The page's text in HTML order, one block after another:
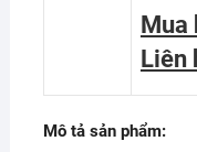
Mua
Liên
Mô tả sản phẩm: